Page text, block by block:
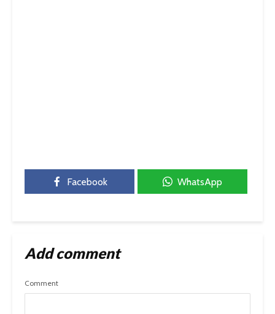
Facebook WhatsApp
Add comment
Comment